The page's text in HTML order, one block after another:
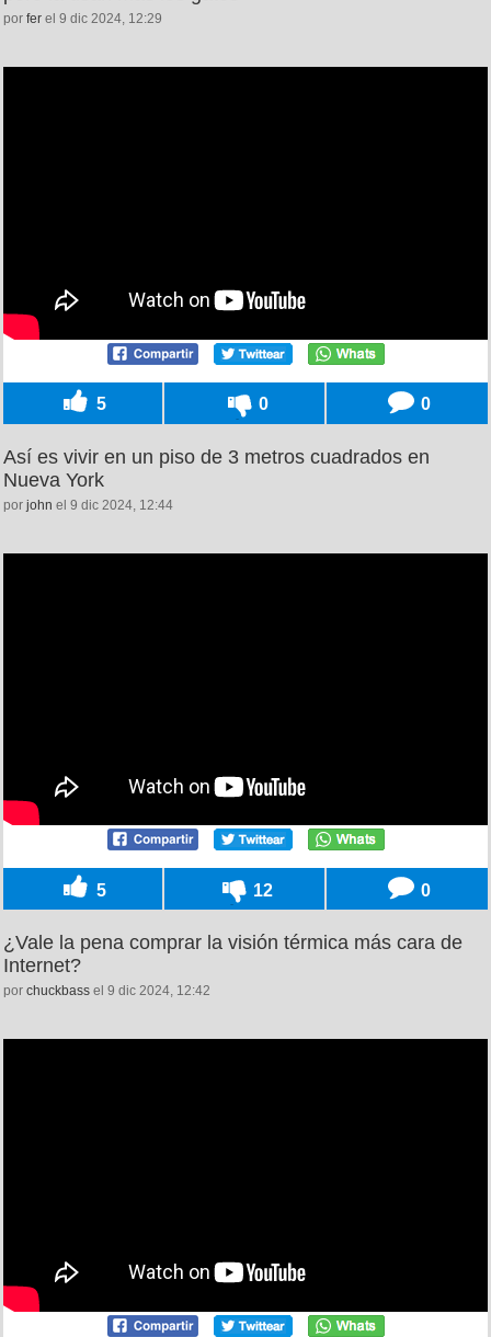
por fer el 9 dic 2024, 12:29
5 0 0
Así es vivir en un piso de 3 metros cuadrados en
Nueva York
por john el 9 dic 2024, 12:44
5 12 0
¿Vale la pena comprar la visión térmica más cara de
Internet?
por chuckbass el 9 dic 2024, 12:42